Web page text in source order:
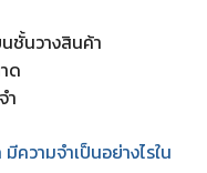
ชั้นวางสินค้า
ด
ำ
วามจำเป็นอย่างไรใน